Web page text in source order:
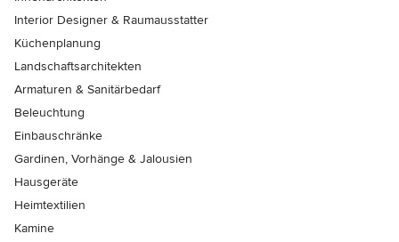
Interior Designer & Raumausstatter
Küchenplanung
Landschaftsarchitekten
Armaturen & Sanitärbedarf
Beleuchtung
Einbauschränke
Gardinen, Vorhänge & Jalousien
Hausgeräte
Heimtextilien
Kamine